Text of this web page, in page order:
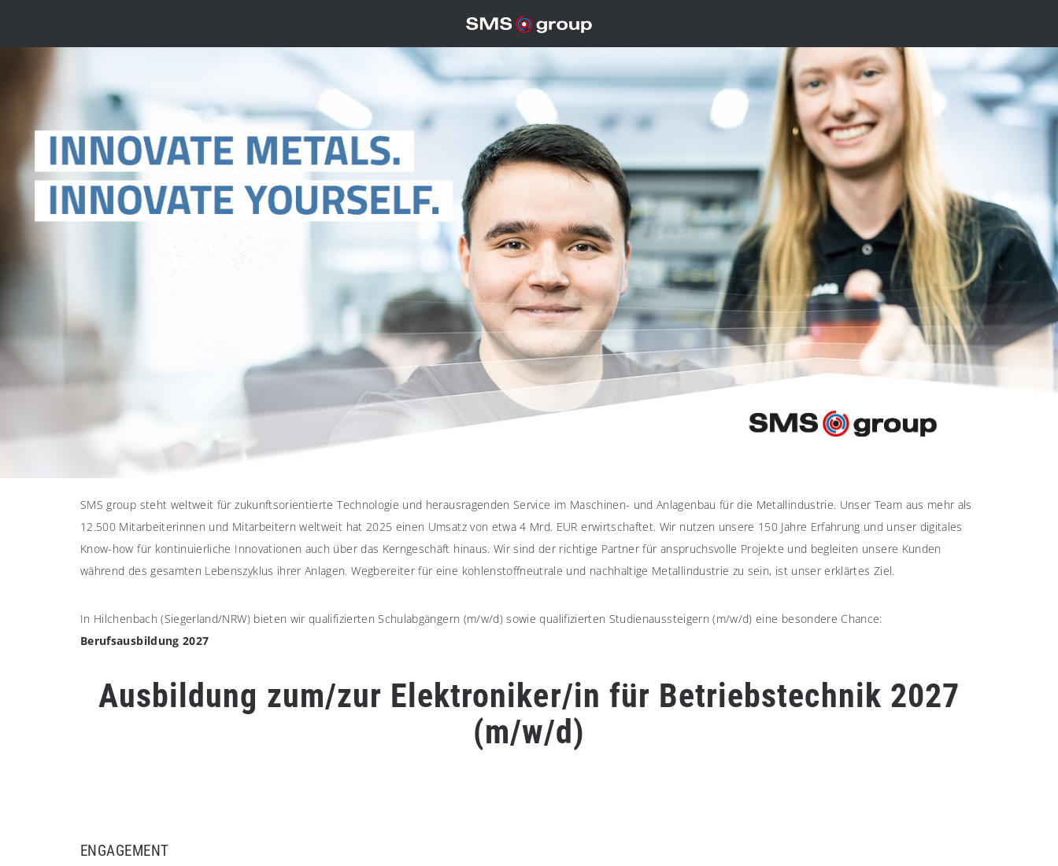
SMS group steht weltweit für zukunftsorientierte Technologie und herausragenden Service im Maschinen- und Anlagenbau für die Metallindustrie. Unser Team aus mehr als
12.500 Mitarbeiterinnen und Mitarbeitern weltweit hat 2025 einen Umsatz von etwa 4 Mrd. EUR erwirtschaftet. Wir nutzen unsere 150 Jahre Erfahrung und unser digitales
Know-how für kontinuierliche Innovationen auch über das Kerngeschäft hinaus. Wir sind der richtige Partner für anspruchsvolle Projekte und begleiten unsere Kunden
während des gesamten Lebenszyklus ihrer Anlagen. Wegbereiter für eine kohlenstoffneutrale und nachhaltige Metallindustrie zu sein, ist unser erklärtes Ziel.
In Hilchenbach (Siegerland/NRW) bieten wir qualifizierten Schulabgängern (m/w/d) sowie qualifizierten Studienaussteigern (m/w/d) eine besondere Chance:
Berufsausbildung 2027
Ausbildung zum/zur Elektroniker/in für Betriebstechnik 2027
(m/w/d)
ENGAGEMENT